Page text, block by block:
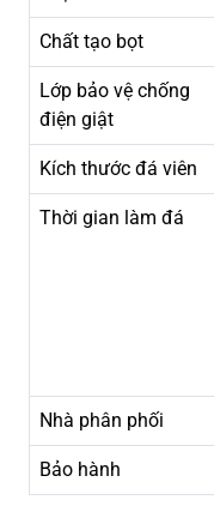
Chất tạo bọt
Lớp bảo vệ chống
điện giật
Kích thước đá viên
Thời gian làm đá
Nhà phân phối
Bảo hành